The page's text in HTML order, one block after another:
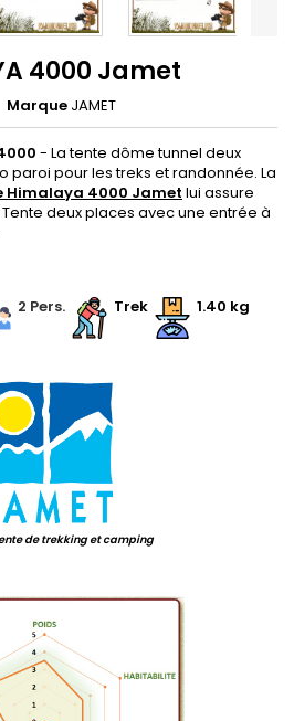
4000 Jamet
Marque JAMET
- La tente dôme tunnel deux
paroi pour les treks et randonnée. La
Himalaya 4000 Jamet lui assure
deux places avec une entrée à
2 Pers. Trek. 1.40 kg
de trekking et camping